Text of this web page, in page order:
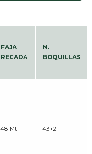
FAJA
REGADA
N.
BOQUILLAS
48 Mt 43+2